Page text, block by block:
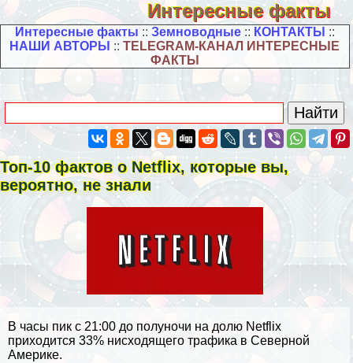
Интересные факты
Интересные факты :: Земноводные:: КОНТАКТЫ ::
НАШИ АВТОРЫ ::TELEGRAM-КАНАЛ ИНТЕРЕСНЫЕ
ФАКТЫ
Топ-10 фактов о Netflix, которые вы,
вероятно, не знали
В часы пик с 21:00 до полуночи на долю Netflix
приходится 33% нисходящего трафика в Северной
Америке.